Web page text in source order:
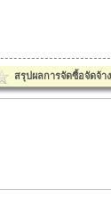
สรุปผลการจัดซื้อจัดจ้า